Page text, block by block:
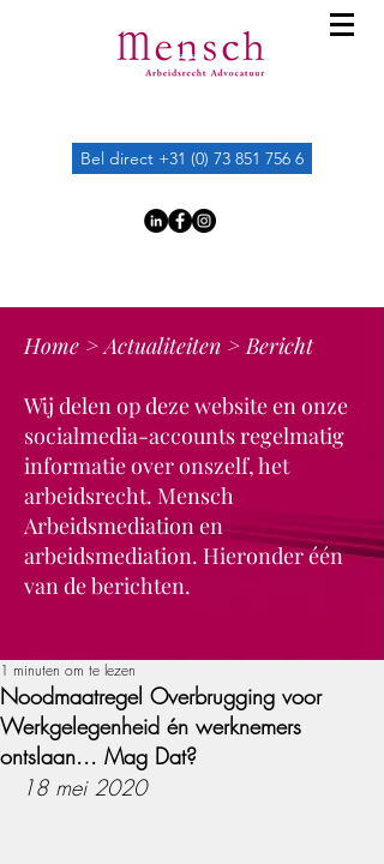
Bel direct +31 (0) 73 851 756 6
Home >Actualiteiten > Bericht
Wij delen op deze website en onze
socialmedia-accounts regelmatig
informatie over onszelf, het
arbeidsrecht. Mensch
Arbeidsmediation en
arbeidsmediation. Hieronder één
van de berichten.
Noodmaatregel Overbrugging voor
Werkgelegenheid én werknemers
ontslaan... Mag Dat?
1 minuten om te lezen
18 mei 2020